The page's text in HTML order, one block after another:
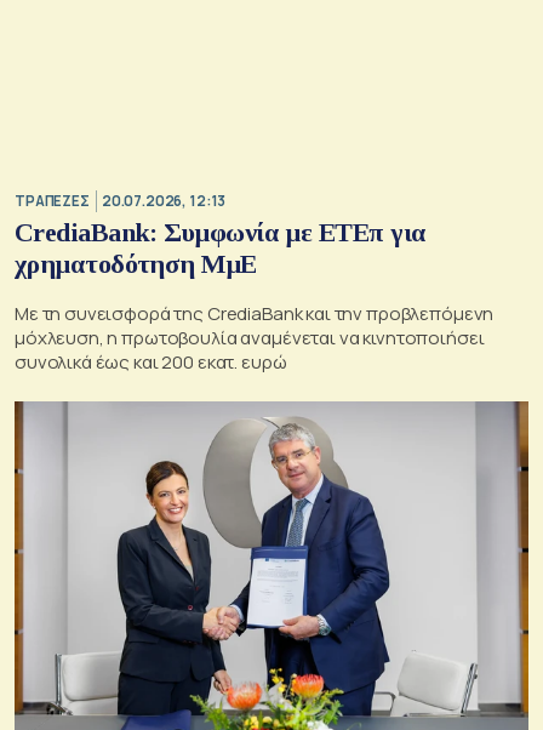
ΤΡΑΠΕΖΕΣ 20.07.2026, 12:13
CrediaBank: Συμφωνία με ΕΤΕπ για
χρηματοδότηση ΜμΕ
Με τη συνεισφορά της CrediaBank και την προβλεπόμενη
μόχλευση, η πρωτοβουλία αναμένεται να κινητοποιήσει
συνολικά έως και 200 εκατ. ευρώ